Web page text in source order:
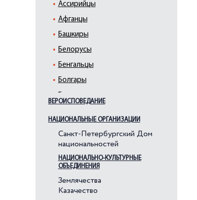
Ассирийцы
Афганцы
Башкиры
Белорусы
Бенгальцы
Болгары
Вепсы
Водь
Вьетнамцы
Голландцы
ВЕРОИСПОВЕДАНИЕ
НАЦИОНАЛЬНЫЕ ОРГАНИЗАЦИИ
Санкт-Петербургский Дом
национальностей
НАЦИОНАЛЬНО-КУЛЬТУРНЫЕ
ОБЪЕДИНЕНИЯ
Землячества
Казачество